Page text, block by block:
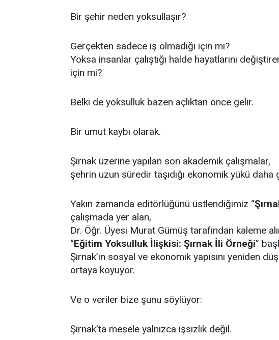
Bir şehir neden yoksullaşır?
Gerçekten sadece iş olmadığı için mi?
Yoksa insanlar çalıştığı halde hayatlarını
için mi?
Belki de yoksulluk bazen açlıktan önce gelir.
Bir umut kaybı olarak.
Şırnak üzerine yapılan son akademik çalışmalar,
şehrin uzun süredir taşıdığı ekonomik yükü
Yakın zamanda editörlüğünü üstlendiğimiz “
çalışmada yer alan,
Dr. Öğr. Üyesi Murat Gümüş tarafından kaleme
“Eğitim Yoksulluk İlişkisi: Şırnak İli Örneği”
Şırnak’ın sosyal ve ekonomik yapısını yeniden
ortaya koyuyor.
Ve o veriler bize şunu söylüyor:
Şırnak’ta mesele yalnızca işsizlik değil.